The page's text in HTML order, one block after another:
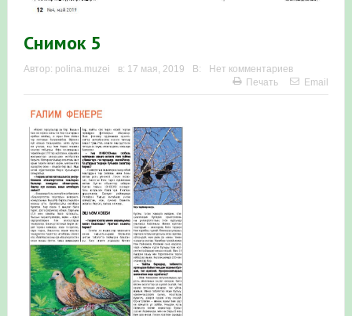
Снимок 5
Автор: polina.muzei в: 17 мая, 2019 В:
Нет комментариев
Печать
Email